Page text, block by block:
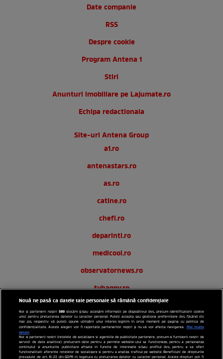
Date companie
RSS
Despre cookie
Program Antena 1
Stiri
Anunturi imobiliare pe Lajumate.ro
Echipa redactionala
Site-uri Antena Group
a1.ro
antenastars.ro
as.ro
catine.ro
chefi.ro
deparinti.ro
medicool.ro
observatornews.ro
tvhappy.ro
useit.ro
zutv.ro
Trends AntenaPLAY
Nouă ne pasă ca datele tale personale să rămână confidențiale
Noi și partenerii noștri589 stocăm și/sau accesăm informații pe dispozitivul dvs., precum identificatorii cookie
unici pentru prelucrarea datelor cu caracter personal. Puteți accepta sau gestiona preferințele dvs. făcând clic
mai jos, respectiv vă puteți opune utilizării unui interes legitim în orice moment pe pagina cu politica de
confidențialitate. Aceste alegeri vor fi raportate partenerilor noștri și nu vă vor afecta navigarea. Mai multe
detalii
Noi si partenerii nostri (retelele de socializare si agentiile de publicitate partenere, precum si furnizorii nostri de
servicii de date analitice) prelucram date pentru a permite website-ului sa functioneze, pentru a personaliza
continutul si anunturile publicitare afisate in functie de interesele si/sau profilul dvs., pentru a va oferi
functionalitati aferente retelelor de socializare si pentru a analiza traficul pe website. Beneficiati de drepturile
prevazute de art. 15-22 din GDPR in legatura cu prelucrarea datelor cu caracter personal. Aceste drepturi pot fi